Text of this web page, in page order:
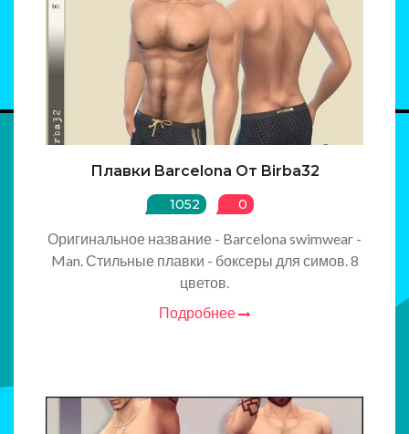
Плавки Barcelona От Birba32
1052 0
Оригинальное название - Barcelona swimwear -
Man. Стильные плавки - боксеры для симов. 8
цветов.
Подробнее